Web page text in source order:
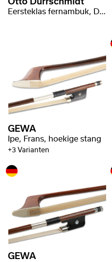
Otto Dürrschmidt
Eersteklas fernambuk, Duits, hoekige stang
GEWA
Ipe, Frans, hoekige stang
+3 Varianten
GEWA